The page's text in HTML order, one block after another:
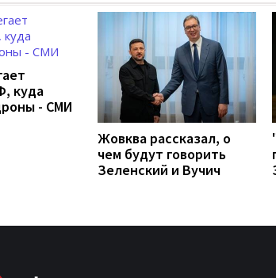
куда
- СМИ
Жовква рассказал, о
чем будут говорить
Зеленский и Вучич